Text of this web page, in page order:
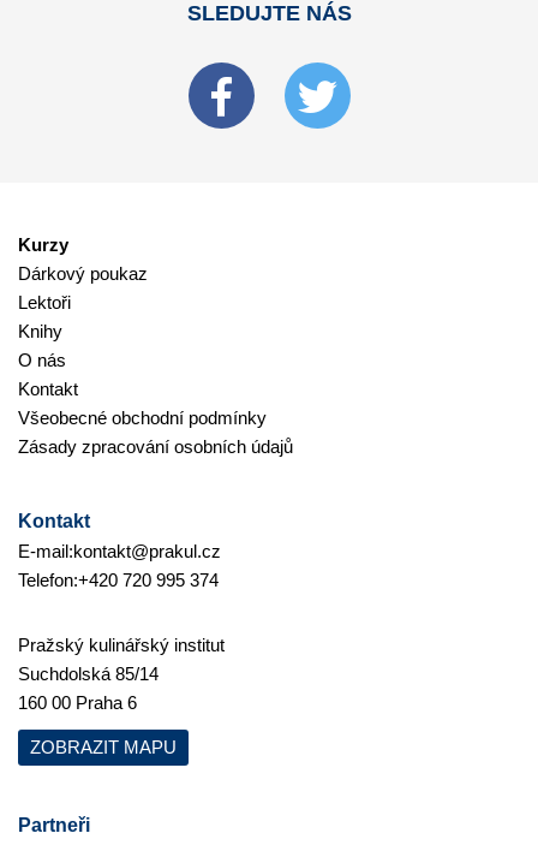
SLEDUJTE NÁS
Kurzy
Dárkový poukaz
Lektoři
Knihy
O nás
Kontakt
Všeobecné obchodní podmínky
Zásady zpracování osobních údajů
Kontakt
E-mail:kontakt@prakul.cz
Telefon:+420 720 995 374
Pražský kulinářský institut
Suchdolská 85/14
160 00 Praha 6
ZOBRAZIT MAPU
Partneři